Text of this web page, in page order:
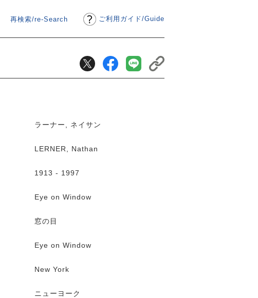
ご利用ガイド/Guide
再検索/re-Search
ラーナー, ネイサン
LERNER, Nathan
1913 - 1997
Eye on Window
窓の目
Eye on Window
New York
ニューヨーク